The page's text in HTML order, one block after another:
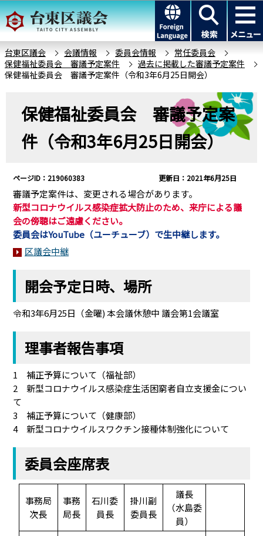
こ
の
ー
ジ
の
このページの本文へ移動
台東区議会 会議情報 委員会情報
常任委員会
保健福祉委員会 審議予定案件
過去に掲載した審議予定案件
保健福祉委員会 審議予定案件（令和3年6月25日開会）
保健福祉委員会 審議予定案
件（令和3年6月25日開会）
ページID：219060383 更新日：2021年6月25日
審議予定案件は、変更される場合があります。
新型コロナウイルス感染症拡大防止のため、来庁による議
会の傍聴はご遠慮ください。
委員会はYouTube（ユーチューブ）で生中継します。
区議会中継
開会予定日時、場所
令和3年6月25日（金曜) 本会議休憩中 議会第1会議室
理事者報告事項
1 補正予算について（福祉部）
2 新型コロナウイルス感染症生活困窮者自立支援金につい
て
3 補正予算について（健康部）
4 新型コロナウイルスワクチン接種体制強化について
委員会座席表
事務局
次長
事務
局長
石川委
員長
掛川副
委員長
議長
（水島委
員）